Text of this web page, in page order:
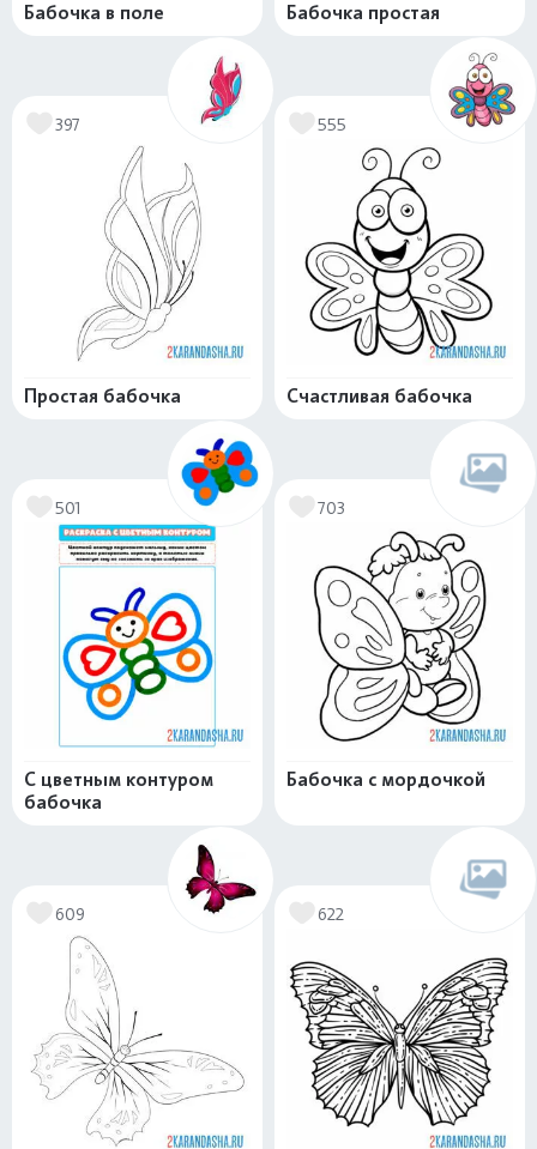
Бабочка в поле Бабочка простая
397
Простая бабочка
555
Счастливая бабочка
501
С цветным контуром
бабочка
703
Бабочка с мордочкой
609 622